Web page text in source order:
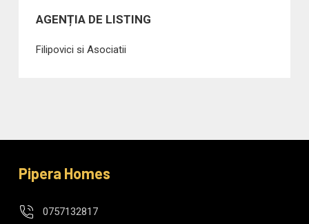
AGENȚIA DE LISTING
Filipovici si Asociatii
Pipera Homes
0757132817